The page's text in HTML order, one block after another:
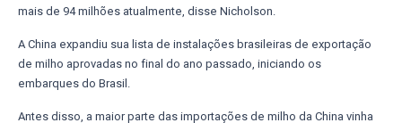
mais de 94 milhões atualmente, disse Nicholson.
A China expandiu sua lista de instalações brasileiras de exportação
de milho aprovadas no final do ano passado, iniciando os
embarques do Brasil.
Antes disso, a maior parte das importações de milho da China vinha